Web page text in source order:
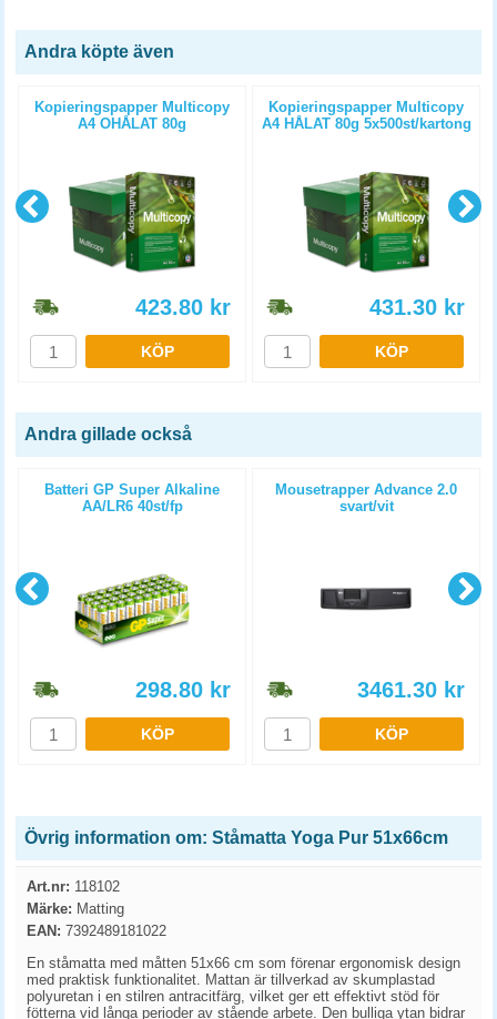
Andra köpte även
Kopieringspapper Multicopy
A4 OHÅLAT 80g
423.80 kr
KÖP
Kopieringspapper Multicopy
A4 HÅLAT 80g 5x500st/kartong
431.30 kr
KÖP
Andra gillade också
Batteri GP Super Alkaline
AA/LR6 40st/fp
298.80 kr
KÖP
Mousetrapper Advance 2.0
svart/vit
3461.30 kr
KÖP
Övrig information om: Ståmatta Yoga Pur 51x66cm
Art.nr: 118102
Märke: Matting
EAN: 7392489181022
En ståmatta med måtten 51x66 cm som förenar ergonomisk design
med praktisk funktionalitet. Mattan är tillverkad av skumplastad
polyuretan i en stilren antracitfärg, vilket ger ett effektivt stöd för
fötterna vid långa perioder av stående arbete. Den bulliga ytan bidrar